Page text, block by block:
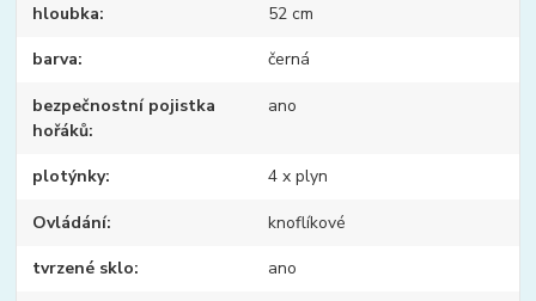
hloubka 52 cm
barva černá
bezpečnostní pojistka
hořáků
ano
plotýnky 4 x plyn
Ovládání knoflíkové
tvrzené sklo ano